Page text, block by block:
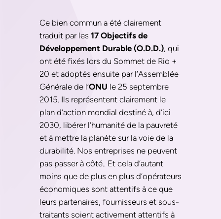
Ce bien commun a été clairement
traduit par les 17 Objectifs de
Développement Durable (O.D.D.), qui
ont été fixés lors du Sommet de Rio +
20 et adoptés ensuite par l’Assemblée
Générale de l’ONU le 25 septembre
2015. Ils représentent clairement le
plan d’action mondial destiné à, d’ici
2030, libérer l’humanité de la pauvreté
et à mettre la planète sur la voie de la
durabilité. Nos entreprises ne peuvent
pas passer à côté.. Et cela d’autant
moins que de plus en plus d’opérateurs
économiques sont attentifs à ce que
leurs partenaires, fournisseurs et sous-
traitants soient activement attentifs à